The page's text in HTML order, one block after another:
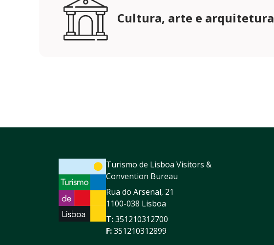
Cultura, arte e arquitetura
Turismo de Lisboa Visitors &
Convention Bureau
Rua do Arsenal, 21
1100-038 Lisboa
T:351210312700
F:351210312899